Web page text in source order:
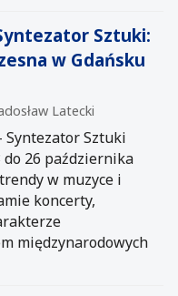
Sztuki:
w Gdańsku
Latecki
Syntezator Sztuki
do 26 października
w muzyce i
koncerty,
międzynarodowych